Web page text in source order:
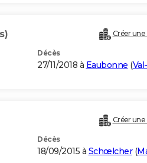
Créer
Décès
27/11/2018 à Eaubonne (
Créer
Décès
18/09/2015 à Schœlcher(